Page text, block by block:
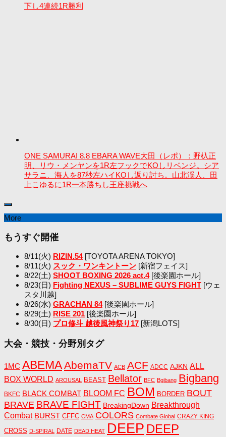
下し4連続1R勝利
ONE SAMURAI 8.8 EBARA WAVE大田（レポ）：野杁正
明、リウ・メンヤンを1R左フックでKOしリベンジ。シア
サラニ、海人を87秒左ハイKOし返り討ち。山北渓人、田
上こゆるに1R一本勝ちし王座挑戦へ
More
もうすぐ開催
8/11(火) RIZIN.54[TOYOTA ARENA TOKYO]
8/11(火) スック・ワンキントーン [新宿フェイス]
8/22(土) SHOOT BOXING 2026 act.4[後楽園ホール]
8/23(日) Fighting NEXUS – SUBLIME GUYS FIGHT [ウェ
スタ川越]
8/26(水) GRACHAN 84[後楽園ホール]
8/29(土) RISE 201 [後楽園ホール]
8/30(日) プロ修斗 越後風神祭り17 [新潟LOTS]
大会・競技・分野別タグ
1MC ABEMAAbemaTV ACB ACF ADCC AJKN ALL
BOX WORLD AROUSAL BEAST Bellator BFC Bgibang Bigbang
BKFC BLACK COMBAT BLOOM FC BOM BORDER BOUT
BRAVE BRAVE FIGHT BreakingDown Breakthrough
Combat BURST CFFC CMA COLORS Combate Global CRAZY KING
CROSS D-SPIRAL DATE DEAD HEAT DEEP DEEP